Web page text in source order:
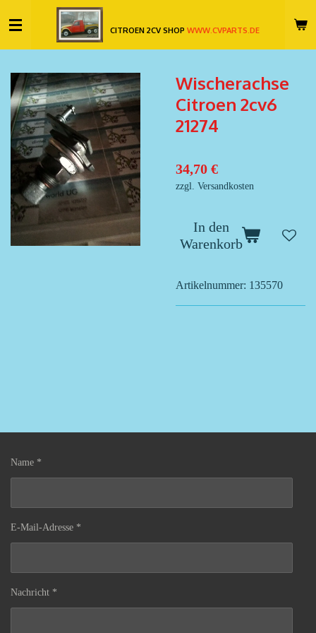
Hauptinhalt
springen
CITROEN 2CV SHOPWWW.CVPARTS.DE
Wischerachse
Citroen 2cv6
21274
34,70 €
zzgl. Versandkosten
In den
Warenkorb
Artikelnummer: 135570
Name *
E-Mail-Adresse *
Nachricht *